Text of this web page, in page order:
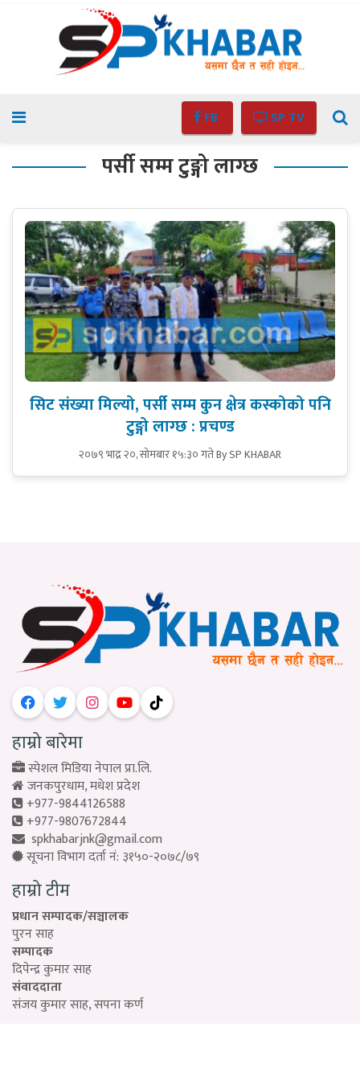
FB SP TV
पर्सी सम्म टुङ्गो लाग्छ
सिट संख्या मिल्यो, पर्सी सम्म कुन क्षेत्र कस्कोको पनि
टुङ्गो लाग्छ : प्रचण्ड
२०७९ भाद्र २०, सोमबार १५:३० गतेBy SP KHABAR
हाम्रो बारेमा
स्पेशल मिडिया नेपाल प्रा.लि.
जनकपुरधाम, मधेश प्रदेश
+977-9844126588
+977-9807672844
spkhabarjnk@gmail.com
सूचना विभाग दर्ता नं: ३१५०-२०७८/७९
हाम्रो टीम
प्रधान सम्पादक/सञ्चालक
पुरन साह
सम्पादक
दिपेन्द्र कुमार साह
संवाददाता
संजय कुमार साह, सपना कर्ण